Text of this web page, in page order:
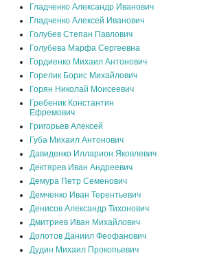
Гладченко Александр Иванович
Гладченко Алексей Иванович
Голубев Степан Павлович
Голубева Марфа Сергеевна
Гордиенко Михаил Антонович
Горелик Борис Михайлович
Горян Николай Моисеевич
Гребеник Константин
Ефремович
Григорьев Алексей
Губа Михаил Антонович
Давиденко Илларион Яковлевич
Дектярев Иван Андреевич
Демура Петр Семенович
Демченко Иван Терентьевич
Денисов Александр Тихонович
Дмитриев Иван Михайлович
Долотов Даниил Феофанович
Дудин Михаил Прокопьевич